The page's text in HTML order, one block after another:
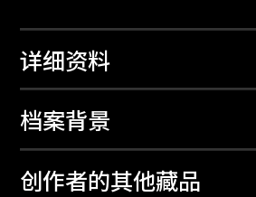
详细资料
档案背景
创作者的其他藏品